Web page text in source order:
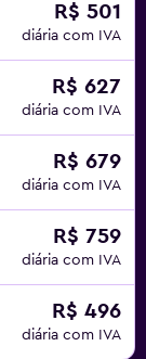
R$ 501
diária com IVA
R$ 627
diária com IVA
R$ 679
diária com IVA
R$ 759
diária com IVA
R$ 496
diária com IVA